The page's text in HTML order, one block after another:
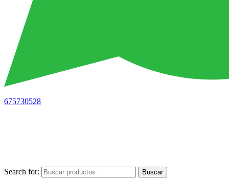
675730528
Search for: Buscar